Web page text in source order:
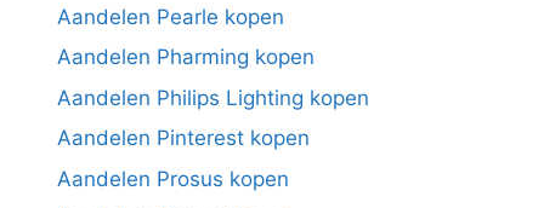
Aandelen Pearle kopen
Aandelen Pharming kopen
Aandelen Philips Lighting kopen
Aandelen Pinterest kopen
Aandelen Prosus kopen